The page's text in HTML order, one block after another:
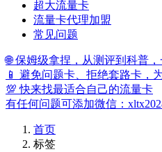
超大流量卡
流量卡代理加盟
常见问题
🌐 保姆级拿捏，从测评到科普，
📱 避免问题卡、拒绝套路卡，
💯 快来找最适合自己的流量卡
有任何问题可添加微信：
首页
标签